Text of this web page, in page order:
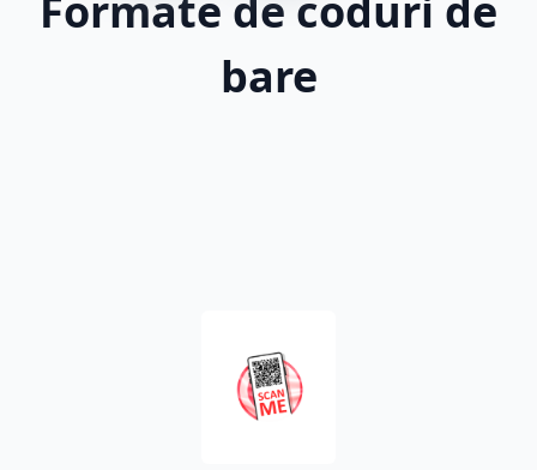
Formate de coduri de
bare